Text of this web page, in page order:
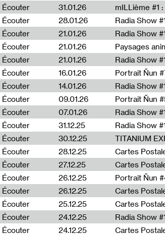
Écouter
31.01.26 mILLième #1
Écouter
28.01.26 Radia Show
Écouter
21.01.26
Écouter
21.01.26 Paysages
Écouter
21.01.26
Écouter
16.01.26 Portrait Ñun
Écouter
14.01.26
Écouter
09.01.26 Portrait Ñun
Écouter
07.01.26
Écouter
31.12.25
Écouter
30.12.25 TITANIUM
Écouter
28.12.25 Cartes
Écouter
27.12.25 Cartes
Écouter
26.12.25 Portrait Ñun
Écouter
26.12.25 Cartes
Écouter
25.12.25 Cartes
Écouter
24.12.25
Écouter
24.12.25 Cartes